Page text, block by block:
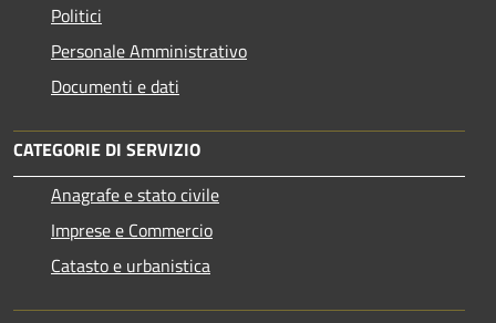
Politici
Personale Amministrativo
Documenti e dati
CATEGORIE DI SERVIZIO
Anagrafe e stato civile
Imprese e Commercio
Catasto e urbanistica